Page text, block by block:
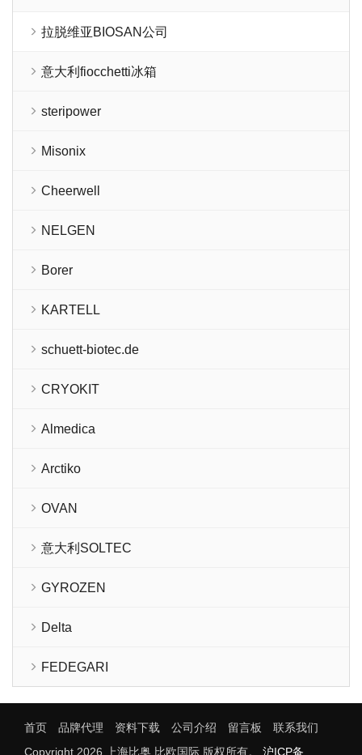
拉脱维亚BIOSAN公司
意大利fiocchetti冰箱
steripower
Misonix
Cheerwell
NELGEN
Borer
KARTELL
schuett-biotec.de
CRYOKIT
Almedica
Arctiko
OVAN
意大利SOLTEC
GYROZEN
Delta
FEDEGARI
首页 品牌代理 资料下载 公司介绍 留言板
联系我们
Copyright 2026 上海比奥 比欧国际 版权所有。 沪ICP备